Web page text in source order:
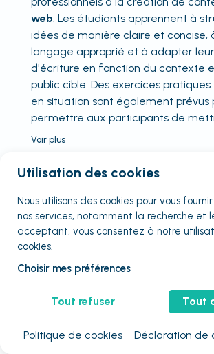
web. Les étudiants apprennent à
idées de manière claire et concise,
langage approprié et à adapter
d'écriture en fonction du contexte
public cible. Des exercices
en situation sont également prévus
permettre aux participants de
Voir plus
Nos Formations
Formation Communication média à
Formation Prise de parole en public à
Formation Communication digitale à
Formation Outils de communication à
Formation Communication non violente à
Formation Copywriting à Strasbourg
Formation Networking à Strasbourg
Utilisation des cookies
Nous utilisons des cookies pour vous fournir
nos services, notamment la recherche et
acceptant, vous consentez à notre
cookies.
Choisir mes préférences
Tout refuser Tout
Politique de cookies Déclaration de